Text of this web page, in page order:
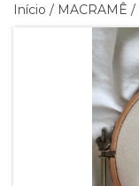
Início / MACRAMÊ /